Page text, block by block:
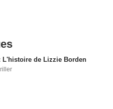
L'histoire de Lizzie Borden